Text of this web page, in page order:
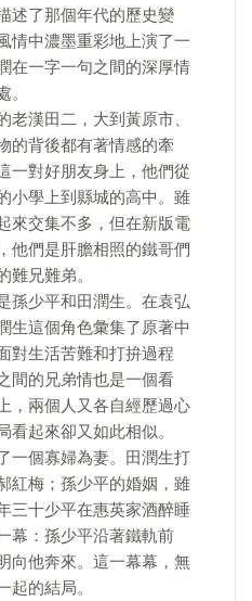
述了那個年代的歷史變
情中濃墨重彩地上演了一
在一字一句之間的深厚情
漢田二，大到黃原市、
的背後都有著情感的牽
一對好朋友身上，他們從
小學上到縣城的高中。雖
來交集不多，但在新版電
他們是肝膽相照的鐵哥們
難兄難弟。
孫少平和田潤生。在袁弘
生這個角色彙集了原著中
對生活苦難和打拚過程
間的兄弟情也是一個看
，兩個人又各自經歷過心
看起來卻又如此相似。
一個寡婦為妻。田潤生打
紅梅；孫少平的婚姻，雖
三十少平在惠英家酒醉睡
幕：孫少平沿著鐵軌前
向他奔來。這一幕幕，無
起的結局。